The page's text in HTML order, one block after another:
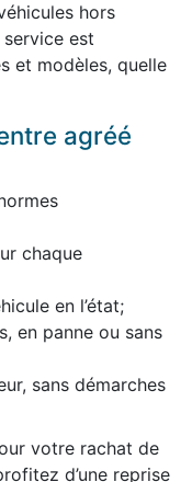
hors
est
et modèles, quelle
agréé
chaque
en l’état;
en panne ou sans
sans démarches
votre rachat de
d’une reprise